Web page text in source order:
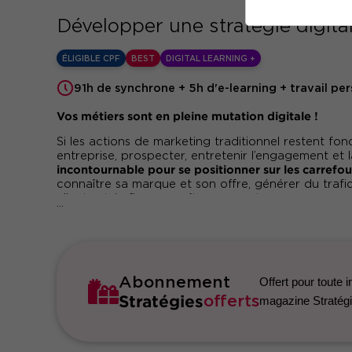
Développer une stratégie
ÉLIGIBLE CPF BEST DIGITAL LEARNING +
91h de synchrone + 5h d'e-learning + travail
Vos métiers sont en pleine mutation digitale !
Si les actions de marketing traditionnel restent
entreprise, prospecter, entretenir l’engagement et
incontournable pour se positionner sur les
connaître sa marque et son offre, générer du
clients et, in fine, accroître ses ventes.
d'IA générative, refondre vos sites et
design et SEO friendly, concevoir des
données d'usage de vos consommateurs/usagers, ...
Abonnement
Stratégiesofferts
Offert pour toute
magazine